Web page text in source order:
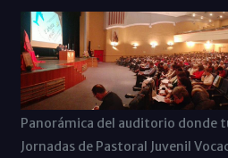
Panorámica del auditorio donde
Jornadas de Pastoral Juvenil